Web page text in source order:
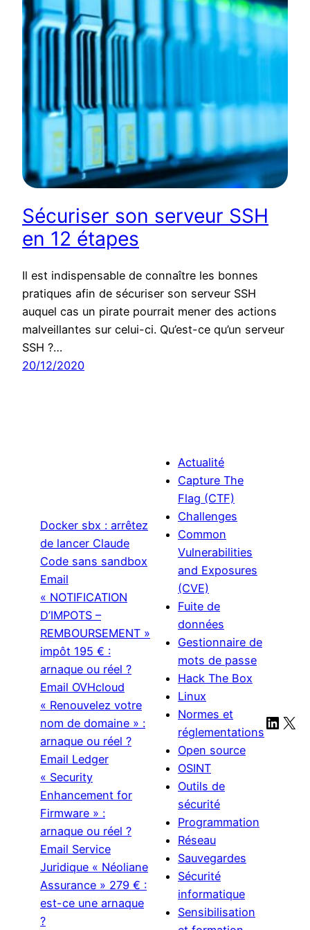
Sécuriser son serveur SSH
en 12 étapes
Il est indispensable de connaître les bonnes
pratiques afin de sécuriser son serveur SSH
auquel cas un pirate pourrait mener des actions
malveillantes sur celui-ci. Qu’est-ce qu’un serveur
SSH ?…
20/12/2020
Docker sbx : arrêtez
de lancer Claude
Code sans sandbox
Email
« NOTIFICATION
D’IMPOTS –
REMBOURSEMENT »
impôt 195 € :
arnaque ou réel ?
Email OVHcloud
« Renouvelez votre
nom de domaine » :
arnaque ou réel ?
Email Ledger
« Security
Enhancement for
Firmware » :
arnaque ou réel ?
Email Service
Juridique « Néoliane
Assurance » 279 € :
est-ce une arnaque
?
Actualité
Capture The
Flag (CTF)
Challenges
Common
Vulnerabilities
and Exposures
(CVE)
Fuite de
données
Gestionnaire de
mots de passe
Hack The Box
Linux
Normes et
réglementations
Open source
OSINT
Outils de
sécurité
Programmation
Réseau
Sauvegardes
Sécurité
informatique
Sensibilisation
X